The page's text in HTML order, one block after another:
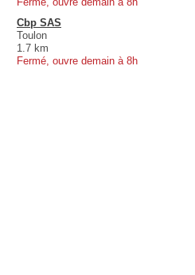
Cbp SAS
Toulon
1.7 km
Fermé, ouvre demain à 8h